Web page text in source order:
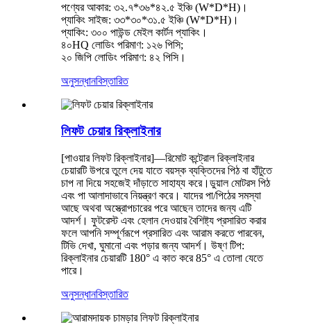
পণ্যের আকার: ৩২.৭*৩৬*৪২.৫ ইঞ্চি (W*D*H)।
প্যাকিং সাইজ: ৩৩*৩০*৩১.৫ ইঞ্চি (W*D*H)।
প্যাকিং: ৩০০ পাউন্ড মেইল ​​কার্টন প্যাকিং।
৪০HQ লোডিং পরিমাণ: ১২৬ পিসি;
২০ জিপি লোডিং পরিমাণ: ৪২ পিসি।
অনুসন্ধানবিস্তারিত
লিফট চেয়ার রিক্লাইনার
[পাওয়ার লিফট রিক্লাইনার]—রিমোট কন্ট্রোল রিক্লাইনার
চেয়ারটি উপরে তুলে দেয় যাতে বয়স্ক ব্যক্তিদের পিঠ বা হাঁটুতে
চাপ না দিয়ে সহজেই দাঁড়াতে সাহায্য করে। ডুয়াল মোটরস পিঠ
এবং পা আলাদাভাবে নিয়ন্ত্রণ করে। যাদের পা/পিঠের সমস্যা
আছে অথবা অস্ত্রোপচারের পরে আছেন তাদের জন্য এটি
আদর্শ। ফুটরেস্ট এবং হেলান দেওয়ার বৈশিষ্ট্য প্রসারিত করার
ফলে আপনি সম্পূর্ণরূপে প্রসারিত এবং আরাম করতে পারবেন,
টিভি দেখা, ঘুমানো এবং পড়ার জন্য আদর্শ। উষ্ণ টিপ:
রিক্লাইনার চেয়ারটি 180° এ কাত করে 85° এ তোলা যেতে
পারে।
অনুসন্ধানবিস্তারিত